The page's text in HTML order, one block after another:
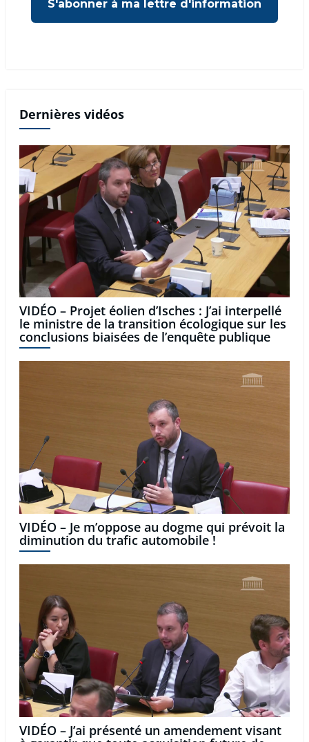
Dernières vidéos
VIDÉO – Projet éolien d’Isches : J’ai interpellé
le ministre de la transition écologique sur les
conclusions biaisées de l’enquête publique
VIDÉO – Je m’oppose au dogme qui prévoit la
diminution du trafic automobile !
VIDÉO – J’ai présenté un amendement visant